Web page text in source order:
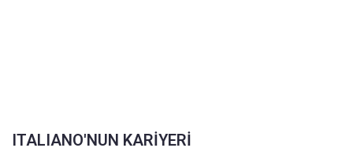
ITALIANO'NUN KARİYERİ